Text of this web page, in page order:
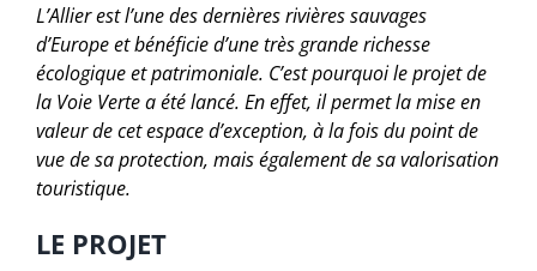
L’Allier est l’une des dernières rivières sauvages
d’Europe et bénéficie d’une très grande richesse
écologique et patrimoniale. C’est pourquoi le projet de
la Voie Verte a été lancé. En effet, il permet la mise en
valeur de cet espace d’exception, à la fois du point de
vue de sa protection, mais également de sa valorisation
touristique.
LE PROJET